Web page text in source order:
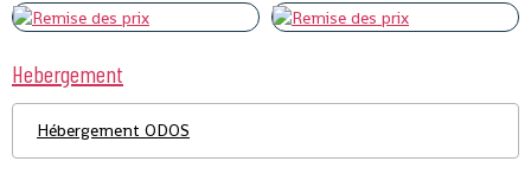
Hebergement
Hébergement ODOS